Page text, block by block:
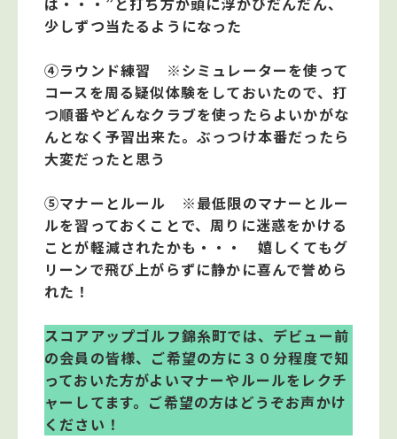
少しずつ当たるようになった
④ラウンド練習 ※シミュレーターを使って
コースを周る疑似体験をしておいたので、打
つ順番やどんなクラブを使ったらよいかがな
んとなく予習出来た。ぶっつけ本番だったら
大変だったと思う
⑤マナーとルール ※最低限のマナーとルー
ルを習っておくことで、周りに迷惑をかける
ことが軽減されたかも・・・ 嬉しくてもグ
リーンで飛び上がらずに静かに喜んで誉めら
れた！
スコアアップゴルフ錦糸町では、デビュー前
の会員の皆様、ご希望の方に３０分程度で知
っておいた方がよいマナーやルールをレクチ
ャーしてます。ご希望の方はどうぞお声かけ
ください！